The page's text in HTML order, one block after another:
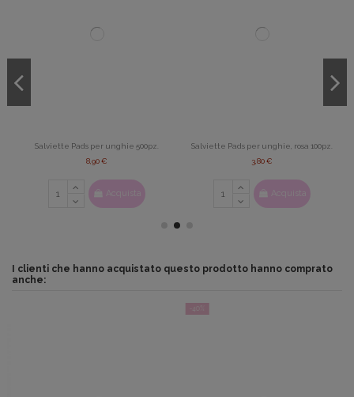
Salviette Pads per unghie 500pz.
8,90 €
Acquista
Salviette Pads per unghie, rosa 100pz.
3,80 €
Acquista
I clienti che hanno acquistato questo prodotto hanno comprato
anche:
-40%